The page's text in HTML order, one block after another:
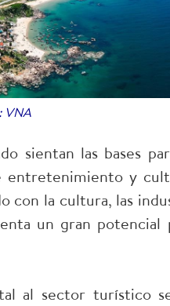
VNA
sientan las bases
y
con la cultura, las
un gran potencial
al sector turístico